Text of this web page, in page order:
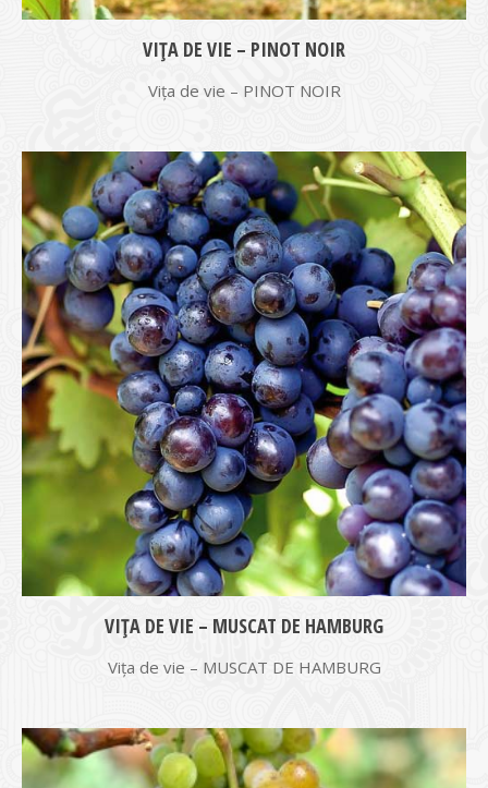
VIŢA DE VIE – PINOT NOIR
Vița de vie – PINOT NOIR
VIŢA DE VIE – MUSCAT DE HAMBURG
Vița de vie – MUSCAT DE HAMBURG